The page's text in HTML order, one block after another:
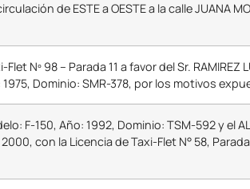
de ESTE a OESTE a la calle JUANA
Flet Nº 98 – Parada 11 a favor del Sr.
Dominio: SMR-378, por los motivos
F-150, Año: 1992, Dominio: TSM-592 y el
con la Licencia de Taxi-Flet N° 58,